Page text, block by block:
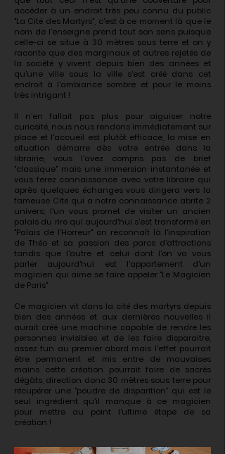
accéder à un endroit très peu connu du public
"La Cité des Martyrs", c'est à ce moment là que le
nom de l'enseigne prend tout son sens puisque
celle-ci se situe à 30 mètres sous terre et on y
raconte que des marginaux et autres rejetés de
la société y vivent depuis bien des années et
qu'une ville sous la ville s'est créé dans cet
endroit à l'ambiance sombre et pour le moins
très intrigant !
Il n'en fallait pas plus pour aiguiser notre
curiosité, nous nous rendons immédiatement sur
place et l'accueil est plutôt efficace, la mise en
situation démarre dès votre entrée dans la
librairie, vous l'avez compris pas de brief
"classique" mais une immersion instantanée et
vous ferez connaissance avec votre libraire qui
après quelques échanges vous dirigera vers la
fameuse Cité qui a notre connaissance abrite 2
univers; l'un vous promet de visiter un ancien
palais du rire qui aujourd'hui s'est transformé en
"Palais de l'Horreur" on reconnaît là l'inspiration
de Théo et sa passion des parcs d'attractions
tandis que l'autre et celui dont l'on va vous
parler aujourd'hui est l'appartement d'un
magicien qui aime se faire appeler"Le Magicien
de Paris"
Ce magicien vit dans la cité des martyrs depuis
bien des années et aux dernières nouvelles il
aurait créé une machine capable de rendre les
personnes invisibles et de les faire disparaitre,
assez fun au premier abord mais l'effet pourrait
être permanent et mis entre de mauvaises
mains cette création pourrait faire de sacrés
dégâts, direction donc 30 mètres sous terre pour
récupérer une "poudre de disparition" qui est le
seul ingrédient qu'il manque à ce magicien
pour mettre au point l'ultime étape de sa
création !